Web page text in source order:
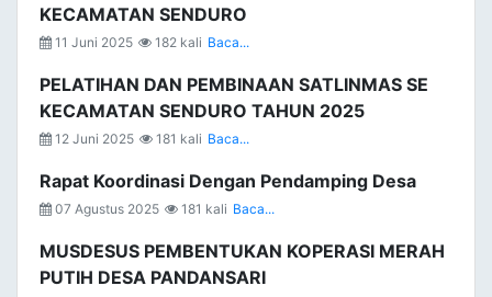
KECAMATAN SENDURO
11 Juni 2025 182 kali Baca...
PELATIHAN DAN PEMBINAAN SATLINMAS SE
KECAMATAN SENDURO TAHUN 2025
12 Juni 2025 181 kali Baca...
Rapat Koordinasi Dengan Pendamping Desa
07 Agustus 2025 181 kali Baca...
MUSDESUS PEMBENTUKAN KOPERASI MERAH
PUTIH DESA PANDANSARI